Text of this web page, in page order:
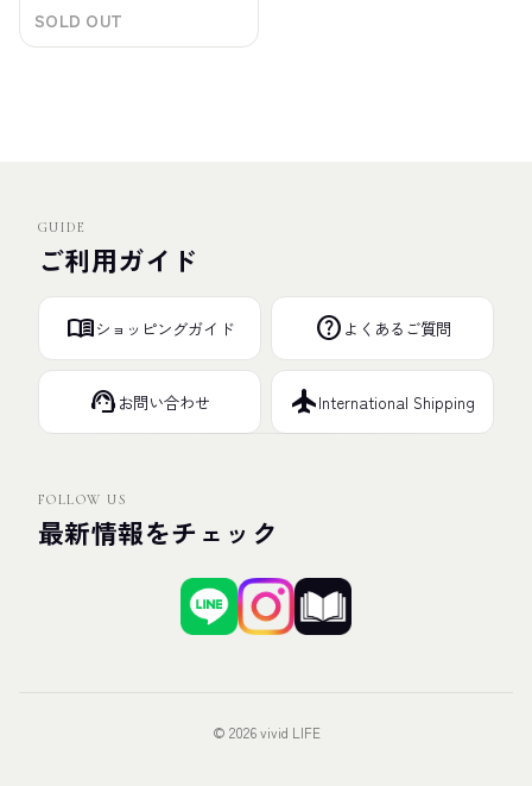
SOLD OUT
GUIDE
ご利用ガイド
menu_bookショッピングガイド help よくあるご質問
support_agent お問い合わせ flightInternational Shipping
FOLLOW US
最新情報をチェック
© 2026 vivid LIFE